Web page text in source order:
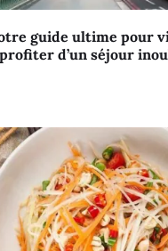
guide ultime pour
d’un séjour